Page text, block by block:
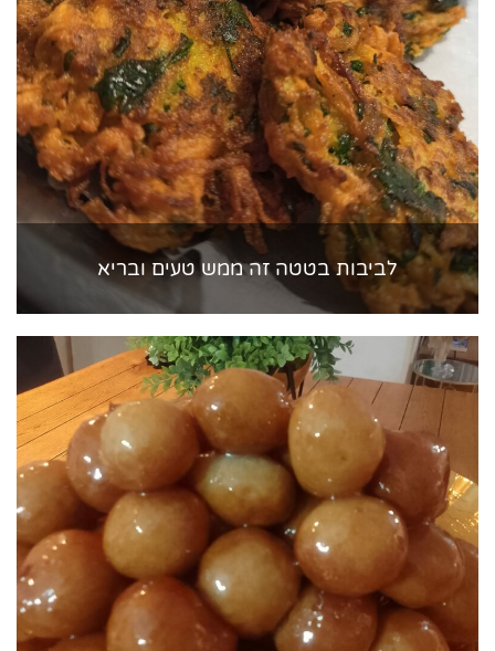
לביבות בטטה זה ממש טעים ובריא